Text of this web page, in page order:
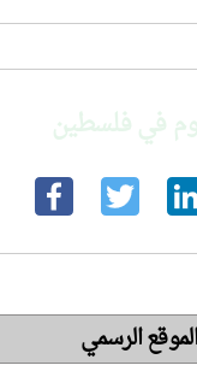
في فلسطين
الرسمي